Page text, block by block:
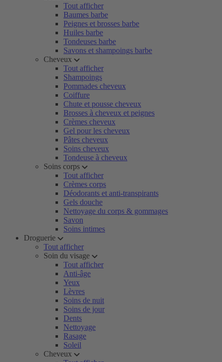
Tout afficher
Baumes barbe
Peignes et brosses barbe
Huiles barbe
Tondeuses barbe
Savons et shampoings barbe
Cheveux
Tout afficher
Shampoings
Pommades cheveux
Coiffure
Chute et pousse cheveux
Brosses à cheveux et peignes
Crèmes cheveux
Gel pour les cheveux
Pâtes cheveux
Soins cheveux
Tondeuse à cheveux
Soins corps
Tout afficher
Crèmes corps
Déodorants et anti-transpirants
Gels douche
Nettoyage du corps & gommages
Savon
Soins intimes
Droguerie
Tout afficher
Soin du visage
Tout afficher
Anti-âge
Yeux
Lèvres
Soins de nuit
Soins de jour
Dents
Nettoyage
Rasage
Soleil
Cheveux